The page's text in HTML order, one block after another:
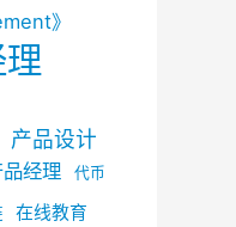
》
产品设计
经理 代币
在线教育